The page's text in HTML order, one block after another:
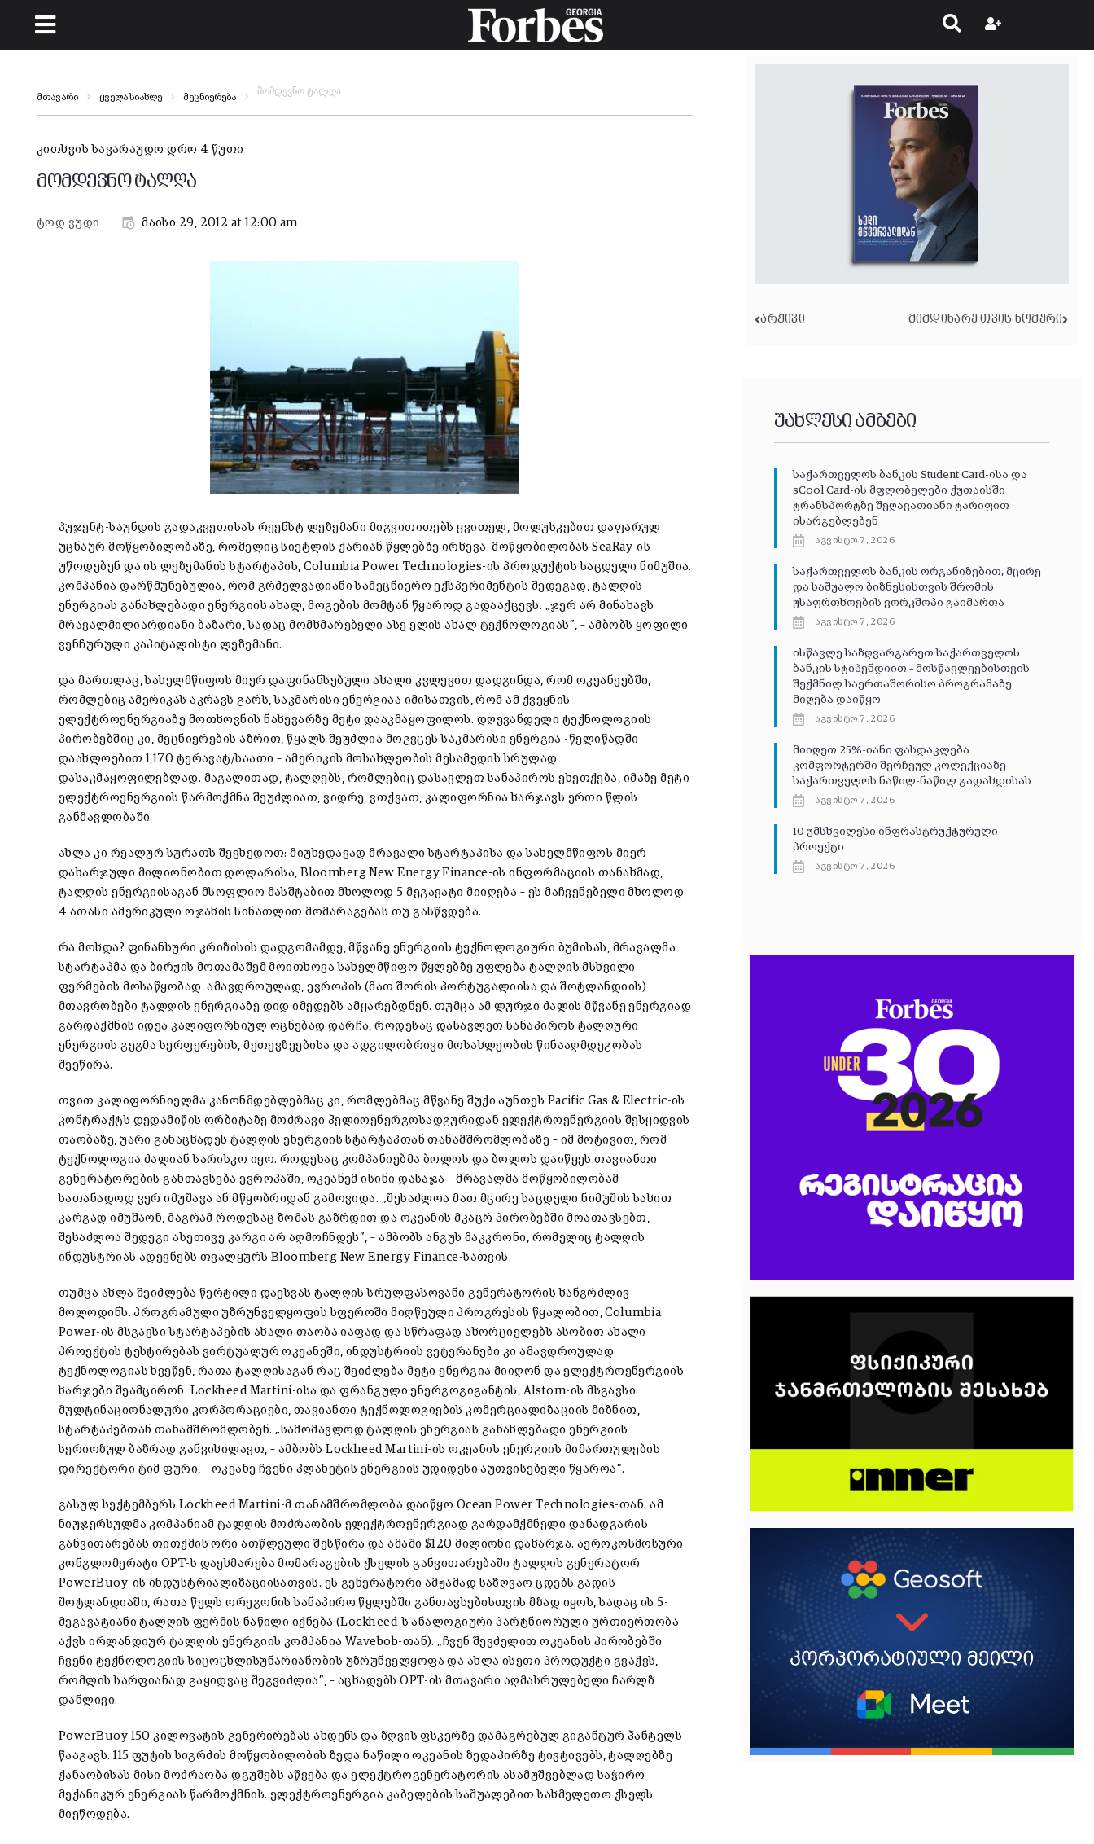
მთავარი ყველა სიახლე მეცნიერება
მომდევნო ტალღა
კითხვის სავარაუდო დრო 4 წუთი
მომდევნო ტალღა
ტოდ ვუდი მაისი 29, 2012 at 12:00 am
პუჯენტ-საუნდის გადაკვეთისას რეენსტ ლეზემანი მიგვითითებს ყვითელ, მოლუსკებით დაფარულ
უცნაურ მოწყობილობაზე, რომელიც სიეტლის ქარიან წყლებზე ირხევა. მოწყობილობას SeaRay-ის
უწოდებენ და ის ლეზემანის სტარტაპის, Columbia Power Technologies-ის პროდუქტის საცდელი ნიმუშია.
კომპანია დარწმუნებულია, რომ გრძელვადიანი სამეცნიერო ექსპერიმენტის შედეგად, ტალღის
ენერგიას განახლებადი ენერგიის ახალ, მოგების მომტან წყაროდ გადააქცევს. „ჯერ არ მინახავს
მრავალმილიარდიანი ბაზარი, სადაც მომხმარებელი ასე ელის ახალ ტექნოლოგიას”, – ამბობს ყოფილი
ვენჩურული კაპიტალისტი ლეზემანი.
და მართლაც, სახელმწიფოს მიერ დაფინანსებული ახალი კვლევით დადგინდა, რომ ოკეანეებში,
რომლებიც ამერიკას აკრავს გარს, საკმარისი ენერგიაა იმისათვის, რომ ამ ქვეყნის
ელექტროენერგიაზე მოთხოვნის ნახევარზე მეტი დააკმაყოფილოს. დღევანდელი ტექნოლოგიის
პირობებშიც კი, მეცნიერების აზრით, წყალს შეუძლია მოგვცეს საკმარისი ენერგია -წელიწადში
დაახლოებით 1,170 ტერავატ/საათი – ამერიკის მოსახლეობის მესამედის სრულად
დასაკმაყოფილებლად. მაგალითად, ტალღებს, რომლებიც დასავლეთ სანაპიროს ეხეთქება, იმაზე მეტი
ელექტროენერგიის წარმოქმნა შეუძლიათ, ვიდრე, ვთქვათ, კალიფორნია ხარჯავს ერთი წლის
განმავლობაში.
ახლა კი რეალურ სურათს შევხედოთ: მიუხედავად მრავალი სტარტაპისა და სახელმწიფოს მიერ
დახარჯული მილიონობით დოლარისა, Bloomberg New Energy Finance-ის ინფორმაციის თანახმად,
ტალღის ენერგიისაგან მსოფლიო მასშტაბით მხოლოდ 5 მეგავატი მიიღება – ეს მაჩვენებელი მხოლოდ
4 ათასი ამერიკული ოჯახის სინათლით მომარაგებას თუ გასწვდება.
რა მოხდა? ფინანსური კრიზისის დადგომამდე, მწვანე ენერგიის ტექნოლოგიური ბუმისას, მრავალმა
სტარტაპმა და ბირჟის მოთამაშემ მოითხოვა სახელმწიფო წყლებზე უფლება ტალღის მსხვილი
ფერმების მოსაწყობად. ამავდროულად, ევროპის (მათ შორის პორტუგალიისა და შოტლანდიის)
მთავრობები ტალღის ენერგიაზე დიდ იმედებს ამყარებდნენ. თუმცა ამ ლურჯი ძალის მწვანე ენერგიად
გარდაქმნის იდეა კალიფორნიულ ოცნებად დარჩა, როდესაც დასავლეთ სანაპიროს ტალღური
ენერგიის გეგმა სერფერების, მეთევზეებისა და ადგილობრივი მოსახლეობის წინააღმდეგობას
შეეწირა.
თვით კალიფორნიელმა კანონმდებლებმაც კი, რომლებმაც მწვანე შუქი აუნთეს Pacific Gas & Electric-ის
კონტრაქტს დედამიწის ორბიტაზე მოძრავი ჰელიოენერგოსადგურიდან ელექტროენერგიის შესყიდვის
თაობაზე, უარი განაცხადეს ტალღის ენერგიის სტარტაპთან თანამშრომლობაზე – იმ მოტივით, რომ
ტექნოლოგია ძალიან სარისკო იყო. როდესაც კომპანიებმა ბოლოს და ბოლოს დაიწყეს თავიანთი
გენერატორების განთავსება ევროპაში, ოკეანემ ისინი დასაჯა – მრავალმა მოწყობილობამ
სათანადოდ ვერ იმუშავა ან მწყობრიდან გამოვიდა. „შესაძლოა მათ მცირე საცდელი ნიმუშის სახით
კარგად იმუშაონ, მაგრამ როდესაც ზომას გაზრდით და ოკეანის მკაცრ პირობებში მოათავსებთ,
შესაძლოა შედეგი ასეთივე კარგი არ აღმოჩნდეს”, – ამბობს ანგუს მაკკრონი, რომელიც ტალღის
ინდუსტრიას ადევნებს თვალყურს Bloomberg New Energy Finance-სათვის.
თუმცა ახლა შეიძლება წერტილი დაესვას ტალღის სრულფასოვანი გენერატორის ხანგრძლივ
მოლოდინს. პროგრამული უზრუნველყოფის სფეროში მიღწეული პროგრესის წყალობით, Columbia
Power-ის მსგავსი სტარტაპების ახალი თაობა იაფად და სწრაფად ახორციელებს ასობით ახალი
პროექტის ტესტირებას ვირტუალურ ოკეანეში, ინდუსტრიის ვეტერანები კი ამავდროულად
ტექნოლოგიას ხვეწენ, რათა ტალღისაგან რაც შეიძლება მეტი ენერგია მიიღონ და ელექტროენერგიის
ხარჯები შეამცირონ. Lockheed Martini-ისა და ფრანგული ენერგოგიგანტის, Alstom-ის მსგავსი
მულტინაციონალური კორპორაციები, თავიანთი ტექნოლოგიების კომერციალიზაციის მიზნით,
სტარტაპებთან თანამშრომლობენ. „სამომავლოდ ტალღის ენერგიას განახლებადი ენერგიის
სერიოზულ ბაზრად განვიხილავთ, – ამბობს Lockheed Martini-ის ოკეანის ენერგიის მიმართულების
დირექტორი ტიმ ფური, – ოკეანე ჩვენი პლანეტის ენერგიის უდიდესი აუთვისებელი წყაროა”.
გასულ სექტემბერს Lockheed Martini-მ თანამშრომლობა დაიწყო Ocean Power Technologies-თან. ამ
ნიუჯერსულმა კომპანიამ ტალღის მოძრაობის ელექტროენერგიად გარდამქმნელი დანადგარის
განვითარებას თითქმის ორი ათწლეული შესწირა და ამაში $120 მილიონი დახარჯა. აეროკოსმოსური
კონგლომერატი OPT-ს დაეხმარება მომარაგების ქსელის განვითარებაში ტალღის გენერატორ
PowerBuoy-ის ინდუსტრიალიზაციისათვის. ეს გენერატორი ამჟამად საზღვაო ცდებს გადის
შოტლანდიაში, რათა წელს ორეგონის სანაპირო წყლებში განთავსებისთვის მზად იყოს, სადაც ის 5-
მეგავატიანი ტალღის ფერმის ნაწილი იქნება (Lockheed-ს ანალოგიური პარტნიორული ურთიერთობა
აქვს ირლანდიურ ტალღის ენერგიის კომპანია Wavebob-თან). „ჩვენ შევძელით ოკეანის პირობებში
ჩვენი ტექნოლოგიის სიცოცხლისუნარიანობის უზრუნველყოფა და ახლა ისეთი პროდუქტი გვაქვს,
რომლის სარფიანად გაყიდვაც შეგვიძლია”, – აცხადებს OPT-ის მთავარი აღმასრულებელი ჩარლზ
დანლივი.
PowerBuoy 150 კილოვატის გენერირებას ახდენს და ზღვის ფსკერზე დამაგრებულ გიგანტურ ჰანტელს
წააგავს. 115 ფუტის სიგრძის მოწყობილობის ზედა ნაწილი ოკეანის ზედაპირზე ტივტივებს, ტალღებზე
ქანაობისას მისი მოძრაობა დგუშებს აწვება და ელექტროგენერატორის ასამუშვებლად საჭირო
მექანიკურ ენერგიას წარმოქმნის. ელექტროენერგია კაბელების საშუალებით სახმელეთო ქსელს
მიეწოდება.
ᲐᲠᲥᲘᲕᲘ ᲛᲘᲛᲓᲘᲜᲐᲠᲔ ᲗᲕᲘᲡ ᲜᲝᲛᲔᲠᲘ
უახლესი ამბები
საქართველოს ბანკის Student Card-ისა და
sCool Card-ის მფლობელები ქუთაისში
ტრანსპორტზე შეღავათიანი ტარიფით
ისარგებლებენ
აგვისტო 7, 2026
საქართველოს ბანკის ორგანიზებით, მცირე
და საშუალო ბიზნესისთვის შრომის
უსაფრთხოების ვორკშოპი გაიმართა
აგვისტო 7, 2026
ისწავლე საზღვარგარეთ საქართველოს
ბანკის სტიპენდიით – მოსწავლეებისთვის
შექმნილ საერთაშორისო პროგრამაზე
მიღება დაიწყო
აგვისტო 7, 2026
მიიღეთ 25%-იანი ფასდაკლება
კომფორტერში შერჩეულ კოლექციაზე
საქართველოს ნაწილ-ნაწილ გადახდისას
აგვისტო 7, 2026
10 უმსხვილესი ინფრასტრუქტურული
პროექტი
აგვისტო 7, 2026